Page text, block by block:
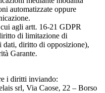
automatizzate oppure
agli artt. 16-21 GDPR
di limitazione di
dati, diritto di opposizione),
Garante.
i diritti inviando:
srl, Via Caose, 22 – Borso